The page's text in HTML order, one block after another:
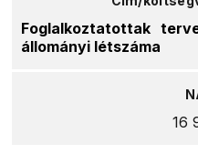
Foglalkoztatottak
állományi létszáma
16